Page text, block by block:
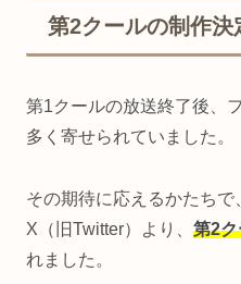
第2クールの制作決
第1クールの放送終了後、
多く寄せられていました。
その期待に応えるかたち
X（旧Twitter）より、 第2
れました。